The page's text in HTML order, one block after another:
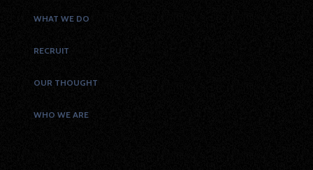
WHAT WE DO
RECRUIT
OUR THOUGHT
WHO WE ARE